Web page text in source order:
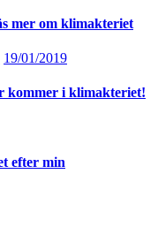
mer om klimakteriet
19/01/2019
kommer i klimakteriet!
efter min